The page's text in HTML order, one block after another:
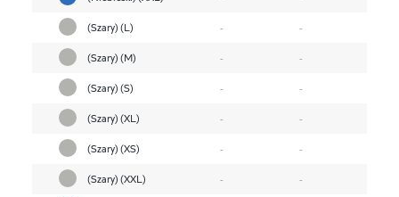
(Szary) (L)
-
-
(Szary) (M)
-
-
(Szary) (S)
-
-
(Szary) (XL)
-
-
(Szary) (XS)
-
-
(Szary) (XXL)
-
-